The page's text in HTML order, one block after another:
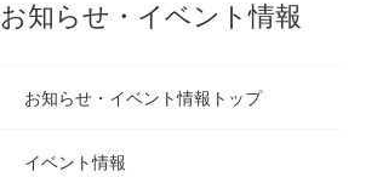
お知らせ・イベント情報
お知らせ・イベント情報トップ
イベント情報